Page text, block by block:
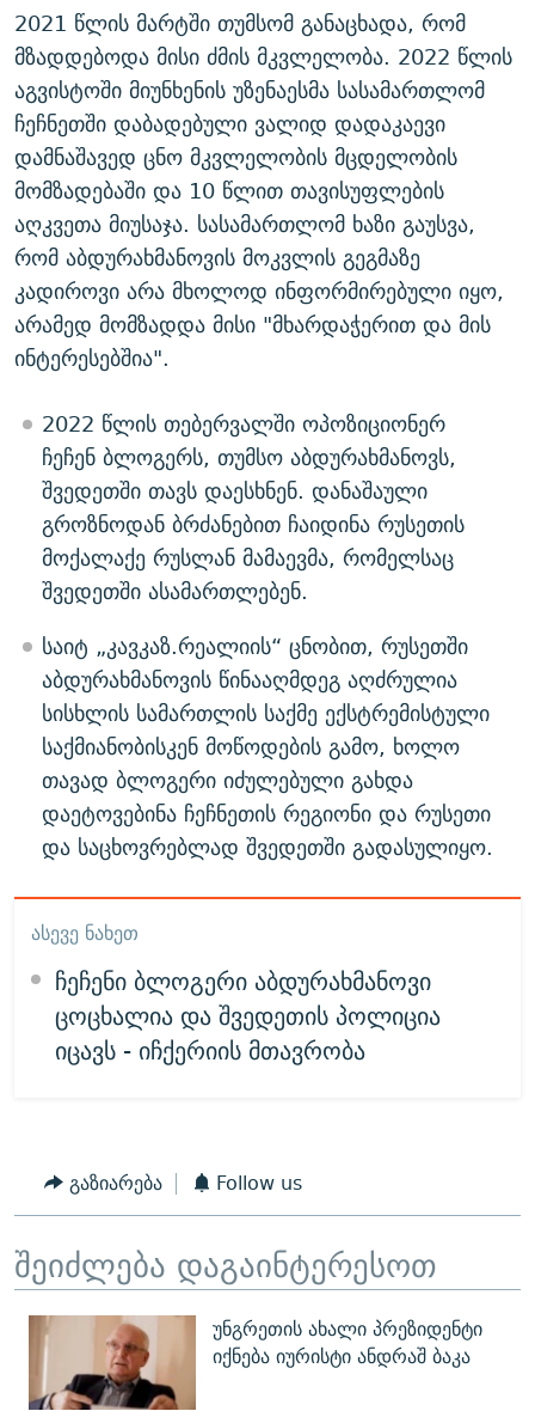
2021 წლის მარტში თუმსომ განაცხადა, რომ
მზადდებოდა მისი ძმის მკვლელობა. 2022 წლის
აგვისტოში მიუნხენის უზენაესმა სასამართლომ
ჩეჩნეთში დაბადებული ვალიდ დადაკაევი
დამნაშავედ ცნო მკვლელობის მცდელობის
მომზადებაში და 10 წლით თავისუფლების
აღკვეთა მიუსაჯა. სასამართლომ ხაზი გაუსვა,
რომ აბდურახმანოვის მოკვლის გეგმაზე
კადიროვი არა მხოლოდ ინფორმირებული იყო,
არამედ მომზადდა მისი "მხარდაჭერით და მის
ინტერესებშია".
2022 წლის თებერვალში ოპოზიციონერ
ჩეჩენ ბლოგერს, თუმსო აბდურახმანოვს,
შვედეთში თავს დაესხნენ. დანაშაული
გროზნოდან ბრძანებით ჩაიდინა რუსეთის
მოქალაქე რუსლან მამაევმა, რომელსაც
შვედეთში ასამართლებენ.
საიტ „კავკაზ.რეალიის“ ცნობით, რუსეთში
აბდურახმანოვის წინააღმდეგ აღძრულია
სისხლის სამართლის საქმე ექსტრემისტული
საქმიანობისკენ მოწოდების გამო, ხოლო
თავად ბლოგერი იძულებული გახდა
დაეტოვებინა ჩეჩნეთის რეგიონი და რუსეთი
და საცხოვრებლად შვედეთში გადასულიყო.
ᲐᲡᲔᲕᲔ ᲜᲐᲮᲔᲗ
ჩეჩენი ბლოგერი აბდურახმანოვი
ცოცხალია და შვედეთის პოლიცია
იცავს - იჩქერიის მთავრობა
გაზიარება Follow us
შეიძლება დაგაინტერესოთ
უნგრეთის ახალი პრეზიდენტი
იქნება იურისტი ანდრაშ ბაკა